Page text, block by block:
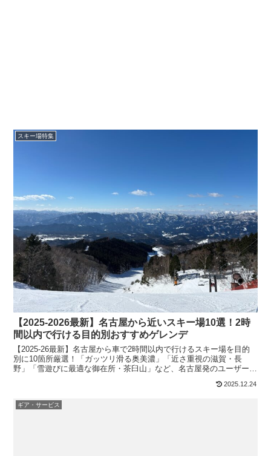
スキー場特集
【2025-2026最新】名古屋から近いスキー場10選！2時
間以内で行ける目的別おすすめゲレンデ
【2025-26最新】名古屋から車で2時間以内で行けるスキー場を目的
別に10箇所厳選！「ガッツリ滑る奥美濃」「近さ重視の滋賀・長
野」「雪遊びに最適な御在所・茶臼山」など、名古屋発のユーザー目
2025.12.24
ギア・サービス